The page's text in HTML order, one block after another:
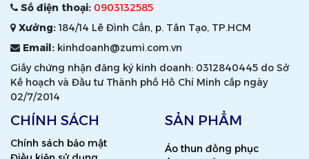
Số điện thoại: 0903132585
Xưởng:184/14 Lê Đình Cẩn, p. Tân Tạo, TP.HCM
Email: kinhdoanh@zumi.com.vn
Giấy chứng nhận đăng ký kinh doanh: 0312840445 do Sở
Kế hoạch và Đầu tư Thành phố Hồ Chí Minh cấp ngày
02/7/2014
CHÍNH SÁCH
Chính sách bảo mật
SẢN PHẨM
Áo thun đồng phục